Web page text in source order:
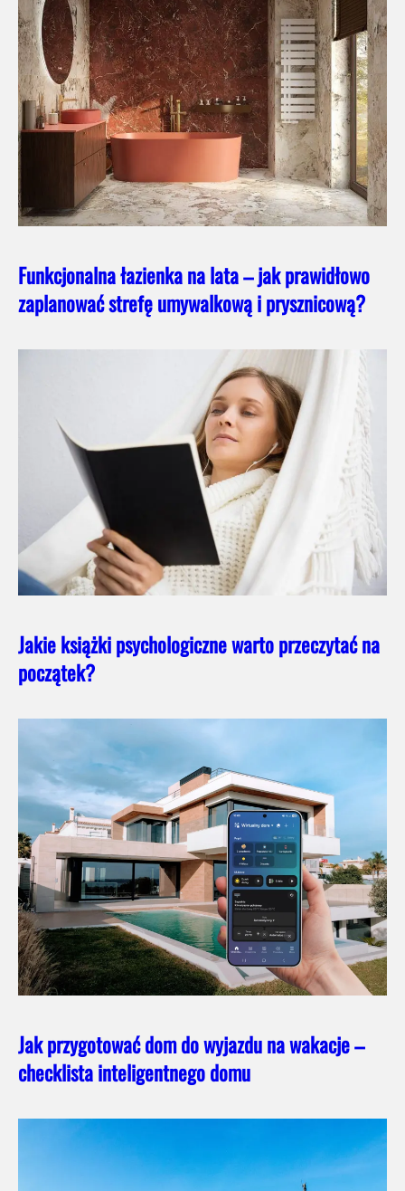
Funkcjonalna łazienka na lata – jak prawidłowo
zaplanować strefę umywalkową i prysznicową?
Jakie książki psychologiczne warto przeczytać na
początek?
Jak przygotować dom do wyjazdu na wakacje –
checklista inteligentnego domu